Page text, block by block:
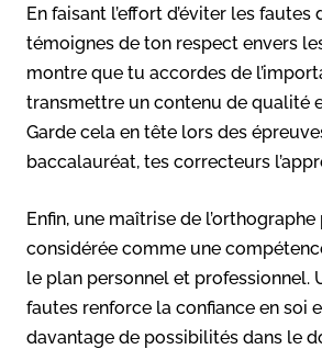
En faisant l’effort d’éviter les fautes
témoignes de ton respect envers
montre que tu accordes de
transmettre un contenu de qualité
Garde cela en tête lors des
baccalauréat, tes correcteurs
Enfin, une maîtrise de
considérée comme une
le plan personnel et professionnel.
fautes renforce la confiance en soi
davantage de possibilités dans le